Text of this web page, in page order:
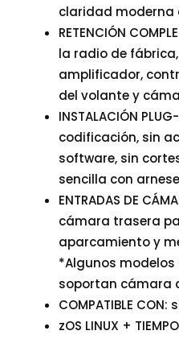
claridad moderna
RETENCIÓN
la radio de
amplificador,
del volante y
INSTALACIÓN
codificación, sin
software, sin
sencilla con
ENTRADAS DE
cámara trasera
aparcamiento y
*Algunos
soportan cámara
COMPATIBLE
zOS LINUX +